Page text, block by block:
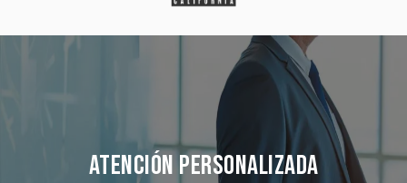
Atención Personalizada